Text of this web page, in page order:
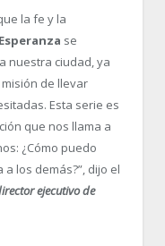
la fe y la
Esperanza se
nuestra ciudad, ya
de llevar
Esta serie es
que nos llama a
¿Cómo puedo
los demás?”, dijo el
ejecutivo de